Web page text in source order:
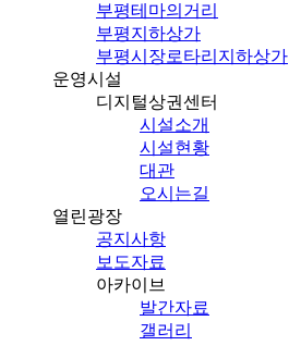
부평테마의거리
부평지하상가
부평시장로타리지하상가
운영시설
디지털상권센터
시설소개
시설현황
대관
오시는길
열린광장
공지사항
보도자료
아카이브
발간자료
갤러리